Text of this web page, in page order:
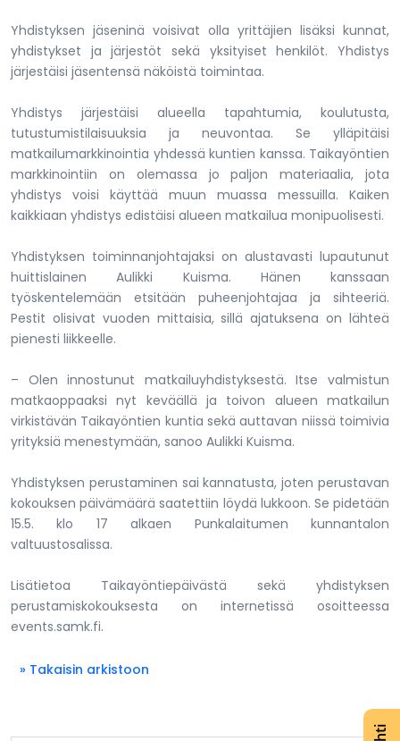
Yhdistyksen jäseninä voisivat olla yrittäjien lisäksi kunnat,
yhdistykset ja järjestöt sekä yksityiset henkilöt. Yhdistys
järjestäisi jäsentensä näköistä toimintaa.
Yhdistys järjestäisi alueella tapahtumia, koulutusta,
tutustumistilaisuuksia ja neuvontaa. Se ylläpitäisi
matkailumarkkinointia yhdessä kuntien kanssa. Taikayöntien
markkinointiin on olemassa jo paljon materiaalia, jota
yhdistys voisi käyttää muun muassa messuilla. Kaiken
kaikkiaan yhdistys edistäisi alueen matkailua monipuolisesti.
Yhdistyksen toiminnanjohtajaksi on alustavasti lupautunut
huittislainen Aulikki Kuisma. Hänen kanssaan
työskentelemään etsitään puheenjohtajaa ja sihteeriä.
Pestit olisivat vuoden mittaisia, sillä ajatuksena on lähteä
pienesti liikkeelle.
– Olen innostunut matkailuyhdistyksestä. Itse valmistun
matkaoppaaksi nyt keväällä ja toivon alueen matkailun
virkistävän Taikayöntien kuntia sekä auttavan niissä toimivia
yrityksiä menestymään, sanoo Aulikki Kuisma.
Yhdistyksen perustaminen sai kannatusta, joten perustavan
kokouksen päivämäärä saatettiin löydä lukkoon. Se pidetään
15.5. klo 17 alkaen Punkalaitumen kunnantalon
valtuustosalissa.
Lisätietoa Taikayöntiepäivästä sekä yhdistyksen
perustamiskokouksesta on internetissä osoitteessa
events.samk.fi.
» Takaisin arkistoon